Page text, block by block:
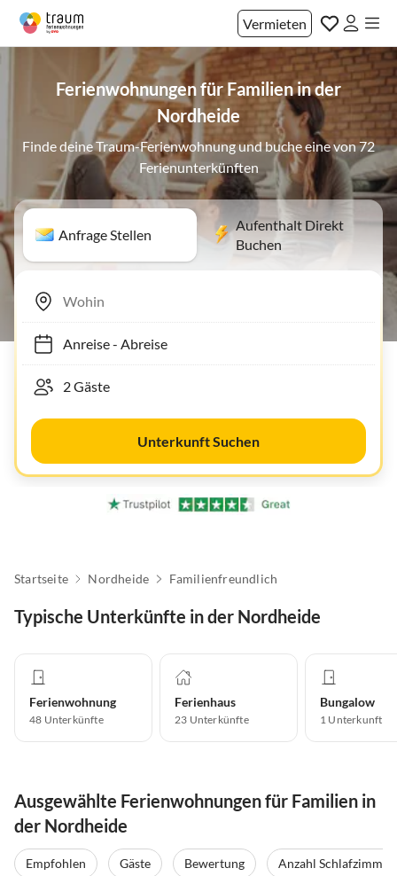
Vermieten
Ferienwohnungen für Familien in der
Nordheide
Finde deine Traum-Ferienwohnung und buche eine von 72
Ferienunterkünften
Anfrage Stellen
Aufenthalt Direkt
Buchen
Anreise- Abreise
Unterkunft Suchen
Startseite Nordheide Familienfreundlich
Typische Unterkünfte in der Nordheide
Ferienwohnung
48 Unterkünfte
Ferienhaus
23 Unterkünfte
Bungalow
1 Unterkunft
Ausgewählte Ferienwohnungen für Familien in
der Nordheide
Empfohlen Gäste Bewertung Anzahl Schlafzimmer